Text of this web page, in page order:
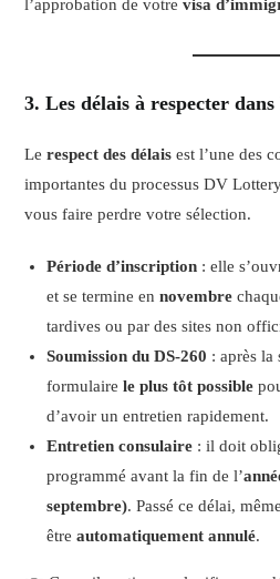
l’approbation de votrevisa
3. Les délais à respecter
Lerespect des délais est l’une des
importantes du processus DV
vous faire perdre votre sélection.
Période d’inscription : elle
et se termine ennovembre
tardives ou par des sites non
Soumission du DS-260 : après la
formulairele plus tôt possible
d’avoir un entretien rapidement.
Entretien consulaire : il doit
programmé avant la fin de l’
septembre). Passé ce délai,
êtreautomatiquement annulé.